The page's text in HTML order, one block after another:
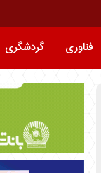
فناوری گردشگری